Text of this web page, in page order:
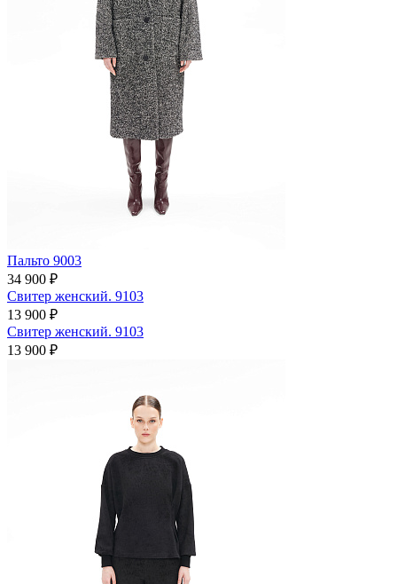
Пальто 9003
34 900 ₽
Свитер женский. 9103
13 900 ₽
Свитер женский. 9103
13 900 ₽